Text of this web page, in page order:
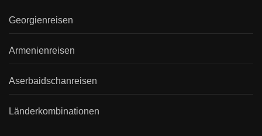
Georgienreisen
Armenienreisen
Aserbaidschanreisen
Länderkombinationen